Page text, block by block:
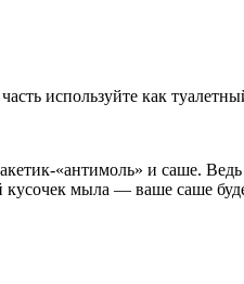
используйте как
«антимоль» и саше.
кусочек мыла — ваше саше